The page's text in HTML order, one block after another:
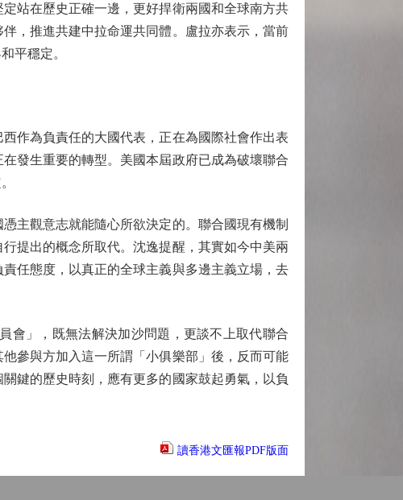
站在歷史正確一邊，更好捍衛兩國和全球南方共
，推進共建中拉命運共同體。盧拉亦表示，當前
平穩定。
作為負責任的大國代表，正在為國際社會作出表
發生重要的轉型。美國本屆政府已成為破壞聯合
觀意志就能隨心所欲決定的。聯合國現有機制
提出的概念所取代。沈逸提醒，其實如今中美兩
任態度，以真正的全球主義與多邊主義立場，去
」，既無法解決加沙問題，更談不上取代聯合
參與方加入這一所謂「小俱樂部」後，反而可能
鍵的歷史時刻，應有更多的國家鼓起勇氣，以負
讀香港文匯報PDF版面